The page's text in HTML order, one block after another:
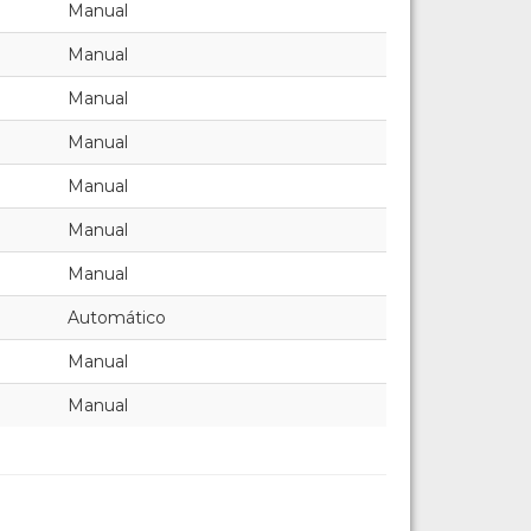
Manual
Manual
Manual
Manual
Manual
Manual
Manual
Automático
Manual
Manual